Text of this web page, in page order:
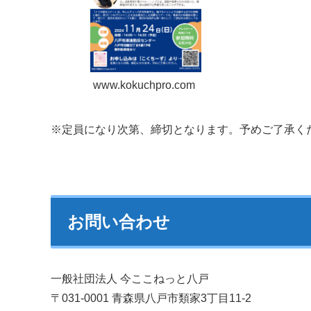
www.kokuchpro.com
※定員になり次第、締切となります。予めご了承く
お問い合わせ
一般社団法人 今ここねっと八戸
〒031-0001 青森県八戸市類家3丁目11-2